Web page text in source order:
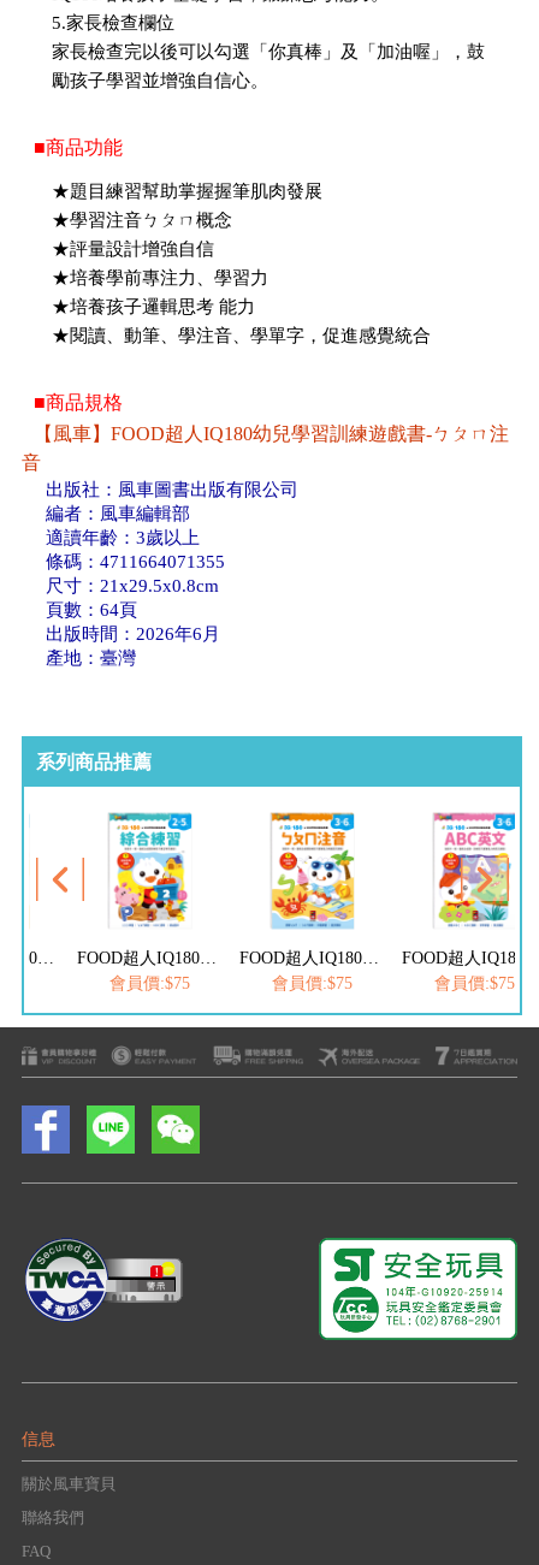
5.家長檢查欄位
家長檢查完以後可以勾選「你真棒」及「加油喔」，鼓
勵孩子學習並增強自信心。
■商品功能
★題目練習幫助掌握握筆肌肉發展
★學習注音ㄅㄆㄇ概念
★評量設計增強自信
★培養學前專注力、學習力
★培養孩子邏輯思考 能力
★閱讀、動筆、學注音、學單字，促進感覺統合
■商品規格
【風車】FOOD超人IQ180幼兒學習訓練遊戲書-ㄅㄆㄇ注
音
出版社：風車圖書出版有限公司
編者：風車編輯部
適讀年齡：3歲以上
條碼：4711664071355
尺寸：21x29.5x0.8cm
頁數：64頁
出版時間：2026年6月
產地：臺灣
系列商品推薦
會員價:$75
會員價:$75
會員價:$75
信息
關於風車寶貝
聯絡我們
FAQ